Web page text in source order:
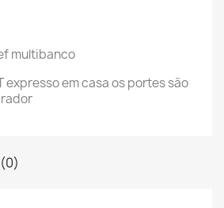
multibanco
expresso em casa os portes são